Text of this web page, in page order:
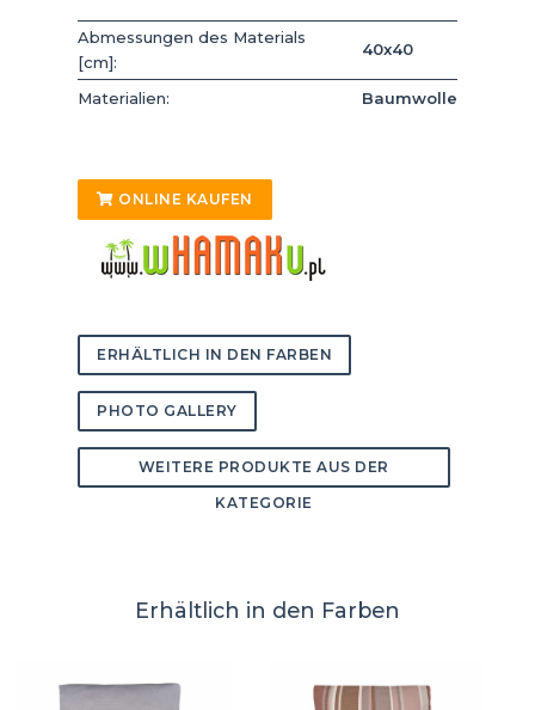
Abmessungen des Materials
[cm]:
40x40
Materialien: Baumwolle
ONLINE KAUFEN
ERHÄLTLICH IN DEN FARBEN
PHOTO GALLERY
WEITERE PRODUKTE AUS DER
KATEGORIE
Erhältlich in den Farben